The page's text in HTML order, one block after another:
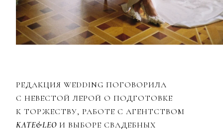
РЕДАКЦИЯ WEDDING ПОГОВОРИЛА
С НЕВЕСТОЙ ЛЕРОЙ О ПОДГОТОВКЕ
К ТОРЖЕСТВУ, РАБОТЕ С АГЕНТСТВОМ
KATE&LEO И ВЫБОРЕ СВАДЕБНЫХ